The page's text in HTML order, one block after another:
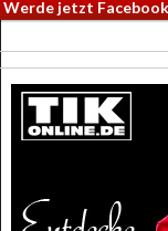
Werde jetzt